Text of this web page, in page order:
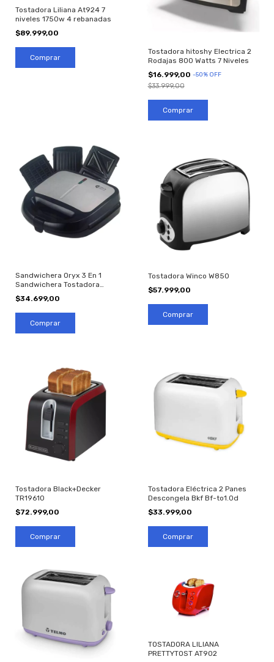
Tostadora Liliana At924 7
niveles 1750w 4 rebanadas
$89.999,00
Tostadora hitoshy Electrica 2
Rodajas 800 Watts 7 Niveles
$16.999,00 -50% OFF
$33.999,00
Sandwichera Oryx 3 En 1
Sandwichera Tostadora
Wafflera
$34.699,00
Tostadora Winco W850
$57.999,00
Tostadora Black+Decker
TR19610
$72.999,00
Tostadora Eléctrica 2 Panes
Descongela Bkf Bf-to1.0d
$33.999,00
TOSTADORA LILIANA
PRETTYTOST AT902